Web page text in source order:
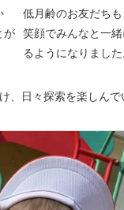
が
低月齢のお友だち
笑顔でみんなと一緒
るようになりました
日々探索を楽しんで